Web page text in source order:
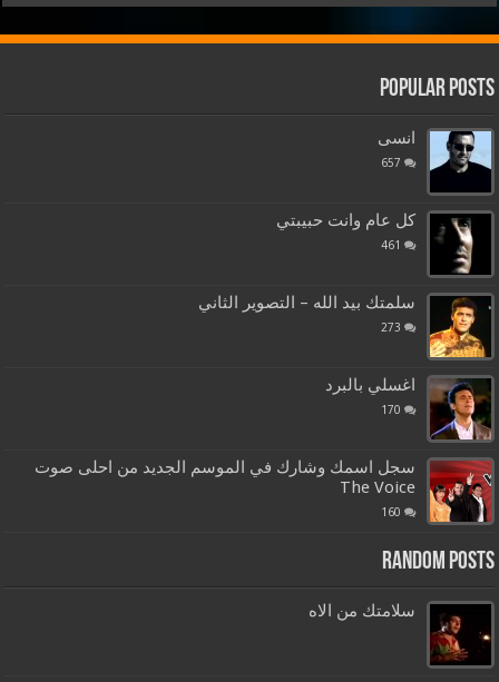
Popular Posts
انسى
657
كل عام وانت حبيبتي
461
سلمتك بيد الله – التصوير الثاني
273
اغسلي بالبرد
170
سجل اسمك وشارك في الموسم الجديد من احلى صوت
The Voice
160
Random Posts
سلامتك من الاه